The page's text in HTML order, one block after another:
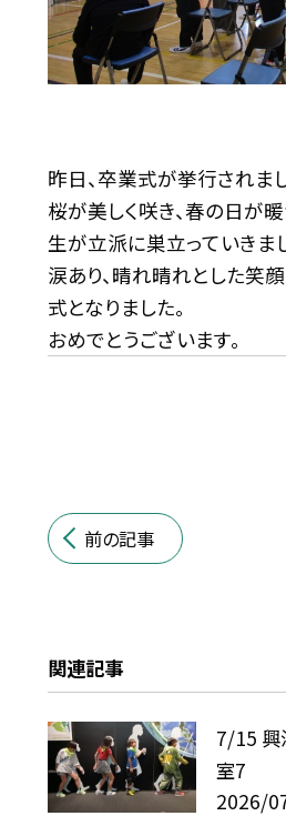
昨日、卒業式が挙行されまし
桜が美しく咲き、春の日が
生が立派に巣立っていきま
涙あり、晴れ晴れとした笑
式となりました。
おめでとうございます。
前の記事
関連記事
7/15 興
室7
2026/